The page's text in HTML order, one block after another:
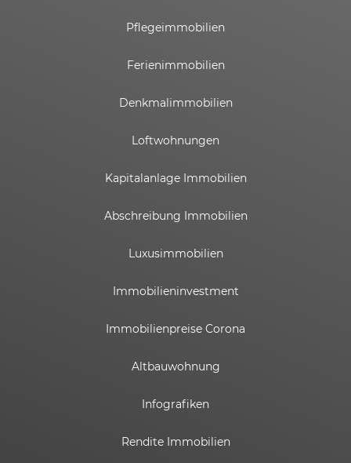
Pflegeimmobilien
Ferienimmobilien
Denkmalimmobilien
Loftwohnungen
Kapitalanlage Immobilien
Abschreibung Immobilien
Luxusimmobilien
Immobilieninvestment
Immobilienpreise Corona
Altbauwohnung
Infografiken
Rendite Immobilien